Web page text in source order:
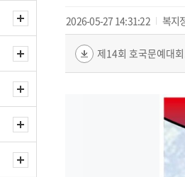
2026-05-27 14:31:22 복지
제14회 호국문예대